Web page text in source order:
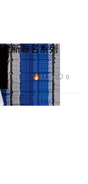
新聯名系列
11.9K 0